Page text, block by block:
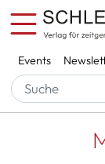
Direkt zum Inhalt
Services
Events